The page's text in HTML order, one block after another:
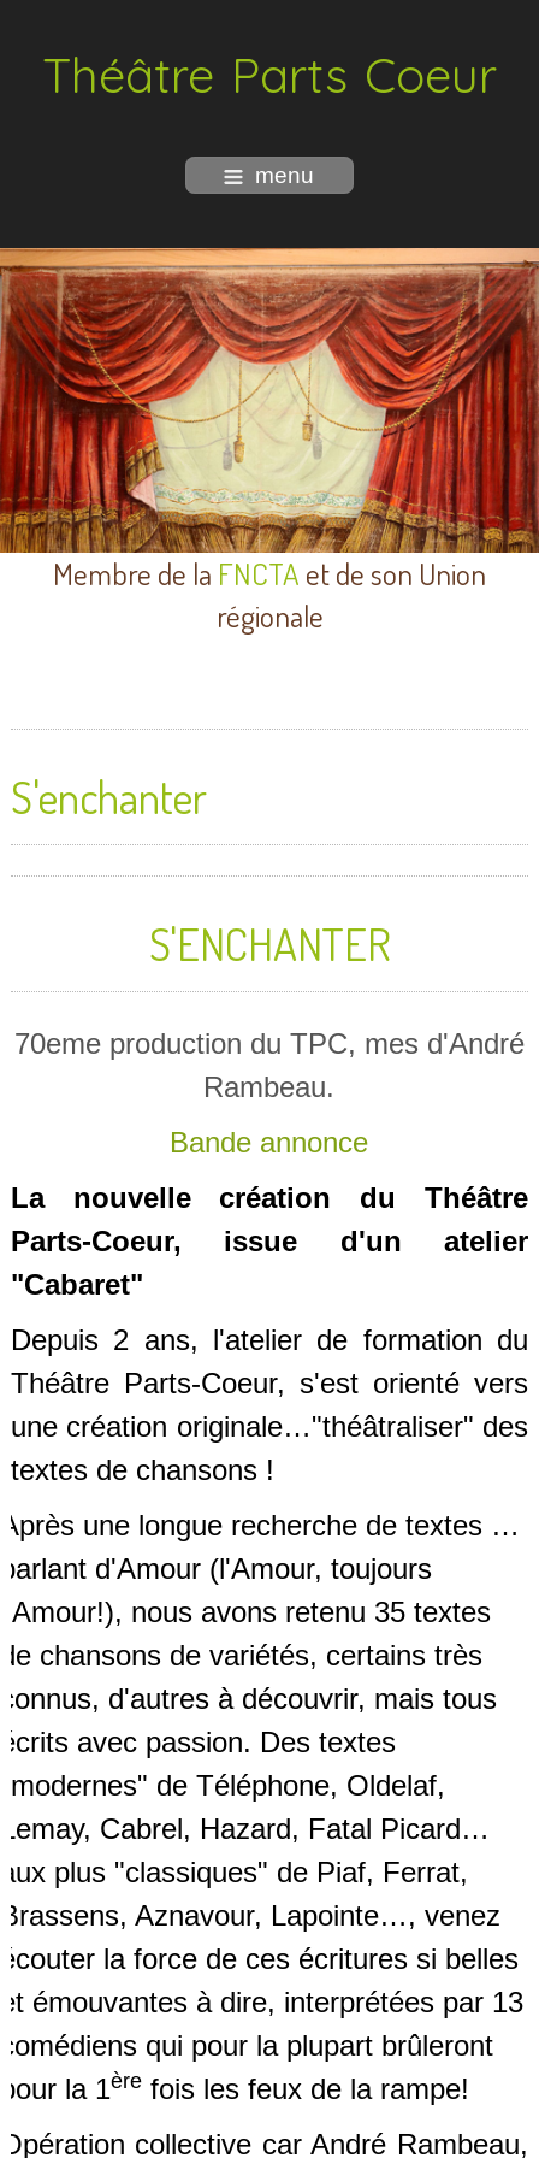
Théâtre Parts Coeur
menu
Membre de la FNCTA et de son Union
régionale
S'enchanter
S'ENCHANTER
70eme production du TPC, mes d'André
Rambeau.
Bande annonce
La nouvelle création du Théâtre
Parts-Coeur, issue d'un atelier
"Cabaret"
Depuis 2 ans, l'atelier de formation du
Théâtre Parts-Coeur, s'est orienté vers
une création originale…"théâtraliser" des
textes de chansons !
Après une longue recherche de textes …
parlant d'Amour (l'Amour, toujours
l'Amour!), nous avons retenu 35 textes
de chansons de variétés, certains très
connus, d'autres à découvrir, mais tous
écrits avec passion. Des textes
"modernes" de Téléphone, Oldelaf,
Lemay, Cabrel, Hazard, Fatal Picard…
aux plus "classiques" de Piaf, Ferrat,
Brassens, Aznavour, Lapointe…, venez
écouter la force de ces écritures si belles
et émouvantes à dire, interprétées par 13
comédiens qui pour la plupart brûleront
pour la 1èrefois les feux de la rampe!
Opération collective car André Rambeau,